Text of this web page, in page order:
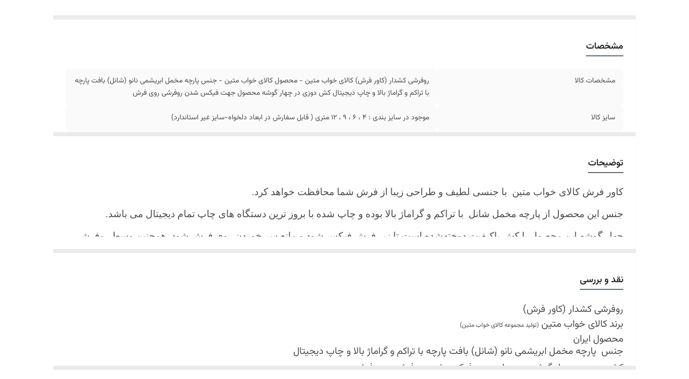
مشخصات
مشخصات کالا
روفرشی کشدار (کاور فرش) کالای خواب متین - محصول کالای خواب متین - جنس پارچه مخمل ابریشمی نانو (شانل) بافت پارچه
با تراکم و گراماژ بالا و چاپ دیجیتال کش دوزی در چهار گوشه محصول جهت فیکس شدن روفرشی روی فرش
سایز کالا موجود در سایز بندی : 4 ، 6 ، 9 ، 12 متری ( قابل سفارش در ابعاد دلخواه-سایز غیر استاندارد)
توضیحات
کاور فرش کالای خواب متین با جنسی لطیف و طراحی زیبا از فرش شما محافظت خواهد کرد.
جنس این محصول از پارچه مخمل شانل با تراکم و گراماژ بالا بوده و چاپ شده با بروز ترین دستگاه های چاپ تمام دیجیتال می باشد.
چهار گوشه این محصول با کش باکیفیت دوخته‌شده است تا زیر فرش فیکس شود و مانع سر خوردن روی فرش شود. همچنین وسط روفرشی
شرایط شستشو:
اولین شستشو ترجیحا خشک شویی شود
شستشو در لباسشویی های خانگی بلامانع می باشد فقط به صورت جدا گانه شسته شود
حداکثر دمای شستشو 30 درجه سانتیگراد (عملیات ملایم)
از پودر های صابونی و آنزیم دار(دانه آبی) استفاده نشود. (بهترین ماده شوینده رنگین شوی+ نرم کننده میباشد)
نقد و بررسی
روفرشی کشدار (کاور فرش)
برند کالای خواب متین (تولید مجموعه کالای خواب متین)
محصول ایران
جنس پارچه مخمل ابریشمی نانو (شانل) بافت پارچه با تراکم و گراماژ بالا و چاپ دیجیتال
کش دوزی در چهار گوشه محصول جهت فیکس شدن روفرشی روی فرش